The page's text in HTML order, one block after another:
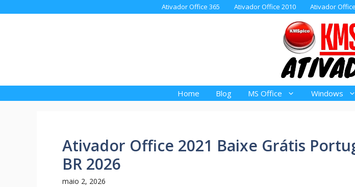
Ativador Office 365 Ativador Office 2010 Ativador
Home Blog MS Office Windows
Ativador Office 2021 Baixe Grátis
BR 2026
maio 2, 2026